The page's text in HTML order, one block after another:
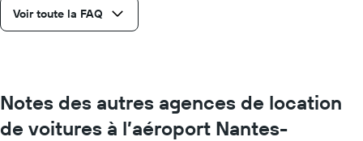
Voir toute la FAQ
Notes des autres agences de location
de voitures à l’aéroport Nantes-